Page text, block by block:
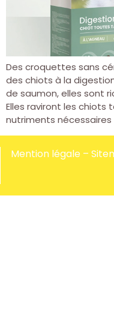
Des croquettes sans
des chiots à la
de saumon, elles sont
Elles raviront les
nutriments nécessaires
Mention légale–